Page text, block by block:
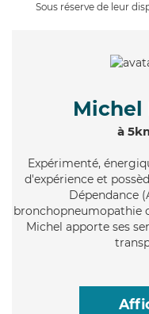
Sous réserve de leur
Michel
à
Expérimenté,
d'expérience et
Dépendance
bronchopneumopathie
Michel apporte ses